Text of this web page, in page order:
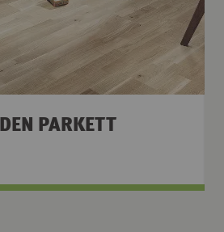
PARKETT